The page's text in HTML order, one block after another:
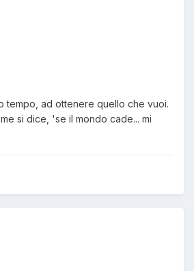
tempo, ad ottenere quello che vuoi.
si dice, 'se il mondo cade... mi